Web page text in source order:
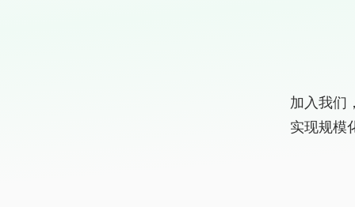
加入我们
实现规模